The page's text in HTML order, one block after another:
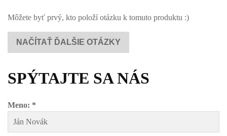
Môžete byť prvý, kto položí otázku k tomuto produktu :)
NAČÍTAŤ ĎALŠIE OTÁZKY
SPÝTAJTE SA NÁS
Meno: *